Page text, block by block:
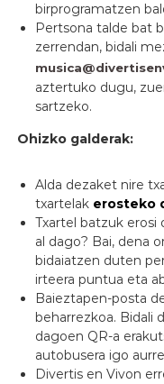
birprogramatzen
Pertsona talde bat
zerrendan, bidali
aztertuko dugu,
sartzeko.
Ohizko galderak:
Alda dezaket nire
txartelak erosteko
Txartel batzuk erosi
al dago? Bai, dena
bidaiatzen duten
irteera puntua eta
Baieztapen-posta
beharrezkoa. Bidali
dagoen QR-a
autobusera igo
Divertis en Vivon